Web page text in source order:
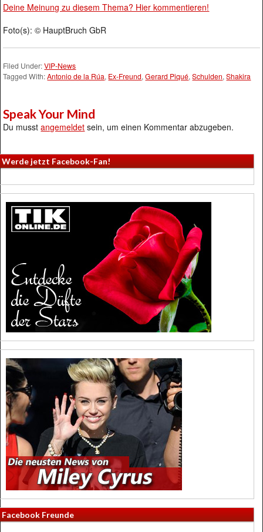
Deine Meinung zu diesem Thema? Hier kommentieren!
Foto(s): © HauptBruch GbR
Filed Under:VIP-News
Tagged With:Antonio de la Rúa, Ex-Freund,Gerard Piqué,Schulden,Shakira
Speak Your Mind
Du musstangemeldet sein, um einen Kommentar abzugeben.
Werde jetzt Facebook-Fan!
Facebook Freunde